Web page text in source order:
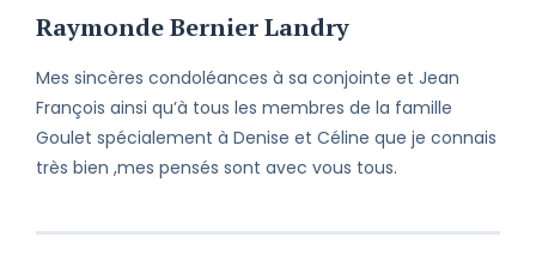
Raymonde Bernier Landry
Mes sincères condoléances à sa conjointe et Jean
François ainsi qu’à tous les membres de la famille
Goulet spécialement à Denise et Céline que je connais
très bien ,mes pensés sont avec vous tous.